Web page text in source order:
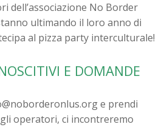
dell’associazione No Border
ultimando il loro anno di
al pizza party interculturale!
E DOMANDE
e prendi
operatori, ci incontreremo